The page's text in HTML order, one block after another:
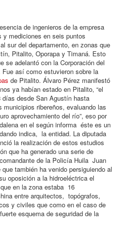
de ingenieros de la empresa
y mediciones en seis puntos
sur del departamento, en zonas que
Pitalito, Oporapa y Timaná. Esto
se adelantó con la Corporación del
así como estuvieron sobre la
de Pitalito. Álvaro Pérez manifestó
ya habían estado en Pitalito, “el
días desde San Agustín hasta
municipios ribereños, evaluando las
aprovechamiento del río”, eso por
en el según informa éste es un
indica, la entidad. La diputada
la realización de estos estudios
que ha generado una serie de
de la Policía Huila Juan
también ha venido persiguiendo al
oposición a la hidroeléctrica el
en la zona estaba 16
entre arquitectos, topógrafos,
y civiles que como en el caso de
esquema de seguridad de la